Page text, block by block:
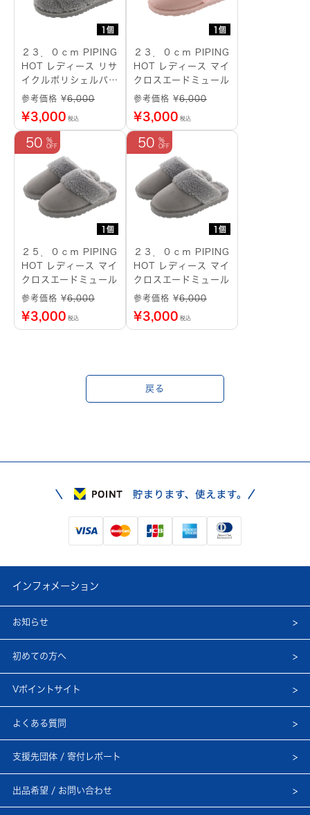
1個
２３．０ｃｍ PIPING
HOT レディース リサ
イクルポリシェルパミ
ュール
参考価格 ¥6,000
¥3,000 税込
1個
２３．０ｃｍ PIPING
HOT レディース マイ
クロスエードミュール
参考価格 ¥6,000
¥3,000 税込
1個
50
２５．０ｃｍ PIPING
HOT レディース マイ
クロスエードミュール
参考価格 ¥6,000
¥3,000 税込
1個
50
２３．０ｃｍ PIPING
HOT レディース マイ
クロスエードミュール
参考価格 ¥6,000
¥3,000 税込
戻る
インフォメーション
お知らせ
初めての方へ
Vポイントサイト
よくある質問
支援先団体 / 寄付レポート
出品希望 / お問い合わせ